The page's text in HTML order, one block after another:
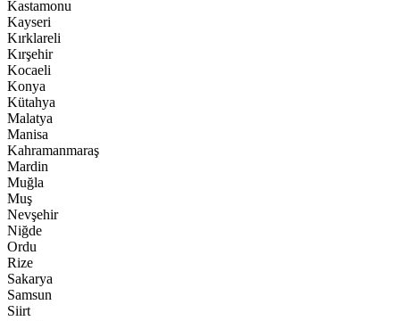
Kastamonu
Kayseri
Kırklareli
Kırşehir
Kocaeli
Konya
Kütahya
Malatya
Manisa
Kahramanmaraş
Mardin
Muğla
Muş
Nevşehir
Niğde
Ordu
Rize
Sakarya
Samsun
Siirt